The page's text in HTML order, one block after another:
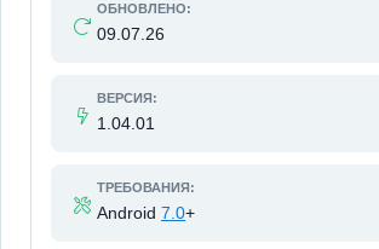
ОБНОВЛЕНО:
09.07.26
ВЕРСИЯ:
1.04.01
ТРЕБОВАНИЯ:
Android 7.0+